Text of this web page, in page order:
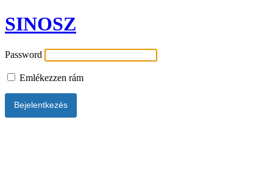
SINOSZ
Password
Emlékezzen rám